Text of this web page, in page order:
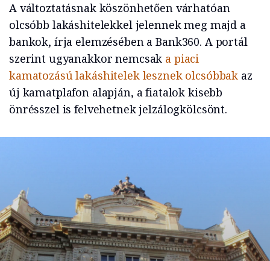
A változtatásnak köszönhetően várhatóan
olcsóbb lakáshitelekkel jelennek meg majd a
bankok, írja elemzésében a Bank360. A portál
szerint ugyanakkor nemcsak a piaci
kamatozású lakáshitelek lesznek olcsóbbak az
új kamatplafon alapján, a fiatalok kisebb
önrésszel is felvehetnek jelzálogkölcsönt.